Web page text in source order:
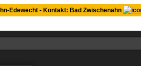
Edewecht - Kontakt: Bad Zwischenahn